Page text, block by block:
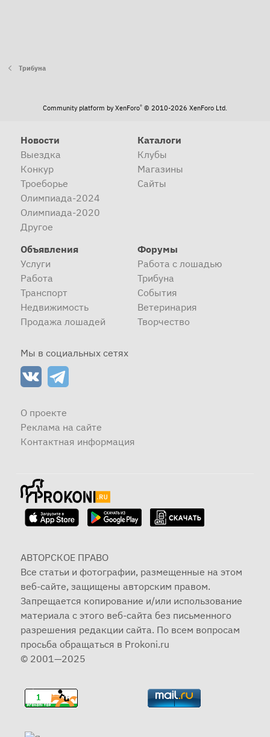
Трибуна
Community platform by XenForo® © 2010-2026 XenForo Ltd.
Новости
Выездка
Конкур
Троеборье
Олимпиада-2024
Олимпиада-2020
Другое
Каталоги
Клубы
Магазины
Сайты
Объявления
Услуги
Работа
Транспорт
Недвижимость
Продажа лошадей
Форумы
Работа с лошадью
Трибуна
События
Ветеринария
Творчество
Мы в социальных сетях
О проекте
Реклама на сайте
Контактная информация
АВТОРСКОЕ ПРАВО
Все статьи и фотографии, размещенные на этом
веб-сайте, защищены авторским правом.
Запрещается копирование и/или использование
материала с этого веб-сайта без письменного
разрешения редакции сайта. По всем вопросам
просьба обращаться в Prokoni.ru
© 2001—2025